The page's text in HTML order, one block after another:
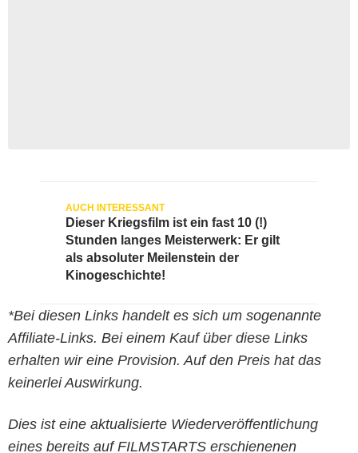
Dieser Kriegsfilm ist ein fast 10 (!)
Stunden langes Meisterwerk: Er gilt
als absoluter Meilenstein der
Kinogeschichte!
*Bei diesen Links handelt es sich um sogenannte
Affiliate-Links. Bei einem Kauf über diese Links
erhalten wir eine Provision. Auf den Preis hat das
keinerlei Auswirkung.
Dies ist eine aktualisierte Wiederveröffentlichung
eines bereits auf FILMSTARTS erschienenen